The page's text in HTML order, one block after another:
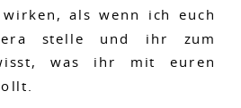
als wenn ich euch
stelle und ihr zum
was ihr mit euren